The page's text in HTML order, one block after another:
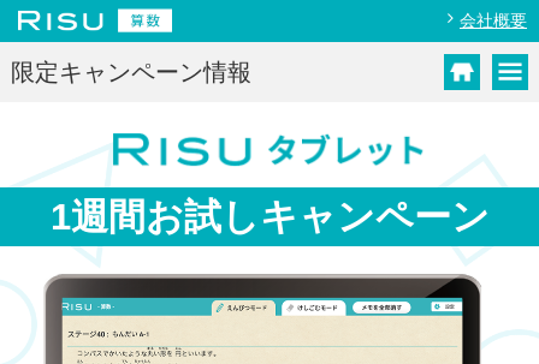
会社概要
限定キャンペーン情報
1週間お試し キャンペーン